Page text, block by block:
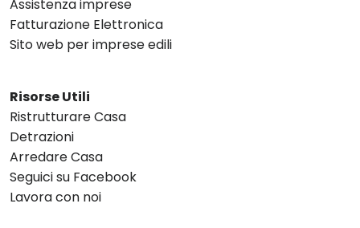
Assistenza imprese
Fatturazione Elettronica
Sito web per imprese edili
Risorse Utili
Ristrutturare Casa
Detrazioni
Arredare Casa
Seguici su Facebook
Lavora con noi